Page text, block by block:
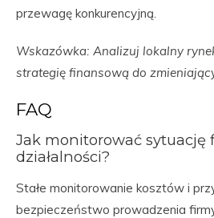
przewagę konkurencyjną.
Wskazówka: Analizuj lokalny
strategię finansową do
FAQ
Jak monitorować sytuację
działalności?
Stałe monitorowanie kosztów i
bezpieczeństwo prowadzenia